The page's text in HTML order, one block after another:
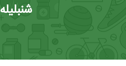
شنبلیله